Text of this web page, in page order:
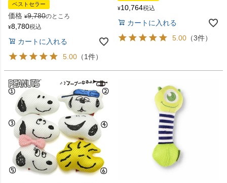
ベストセラー
価格 ¥9,780のところ
¥8,780税込
カートに入れる
5.00 （1件）
¥10,764税込
カートに入れる
5.00 （3件）